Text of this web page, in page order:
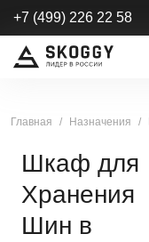
+7 (499) 226 22 58
Главная Назначения
Шкаф для
Хранения
Шин в